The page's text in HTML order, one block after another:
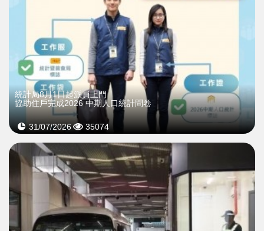
統計局8月1日起派員上門
協助住戶完成2026 中期人口統計問卷
31/07/2026 35074